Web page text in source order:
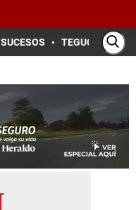
SUCESOS TEGUCIGALPA